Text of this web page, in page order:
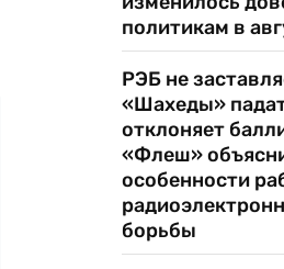
политикам в
РЭБ не
«Шахеды»
отклоняет
«Флеш»
особенности
борьбы